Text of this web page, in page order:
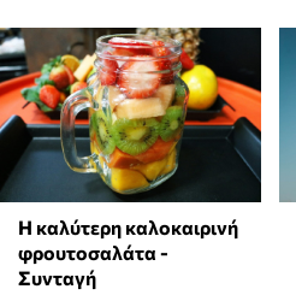
Η καλύτερη καλοκαιρινή
φρουτοσαλάτα -
Συνταγή